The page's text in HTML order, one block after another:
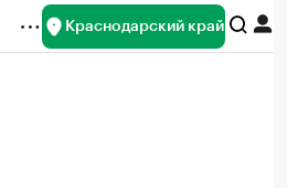
Краснодарский край